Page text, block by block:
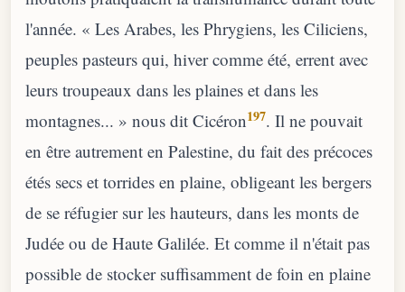
l'année. « Les Arabes, les Phrygiens, les Ciliciens,
peuples pasteurs qui, hiver comme été, errent avec
leurs troupeaux dans les plaines et dans les
montagnes... » nous dit Cicéron197. Il ne pouvait
en être autrement en Palestine, du fait des précoces
étés secs et torrides en plaine, obligeant les bergers
de se réfugier sur les hauteurs, dans les monts de
Judée ou de Haute Galilée. Et comme il n'était pas
possible de stocker suffisamment de foin en plaine